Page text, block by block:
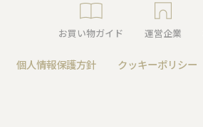
お買い物ガイド 運営企業
個人情報保護方針 クッキーポリシー